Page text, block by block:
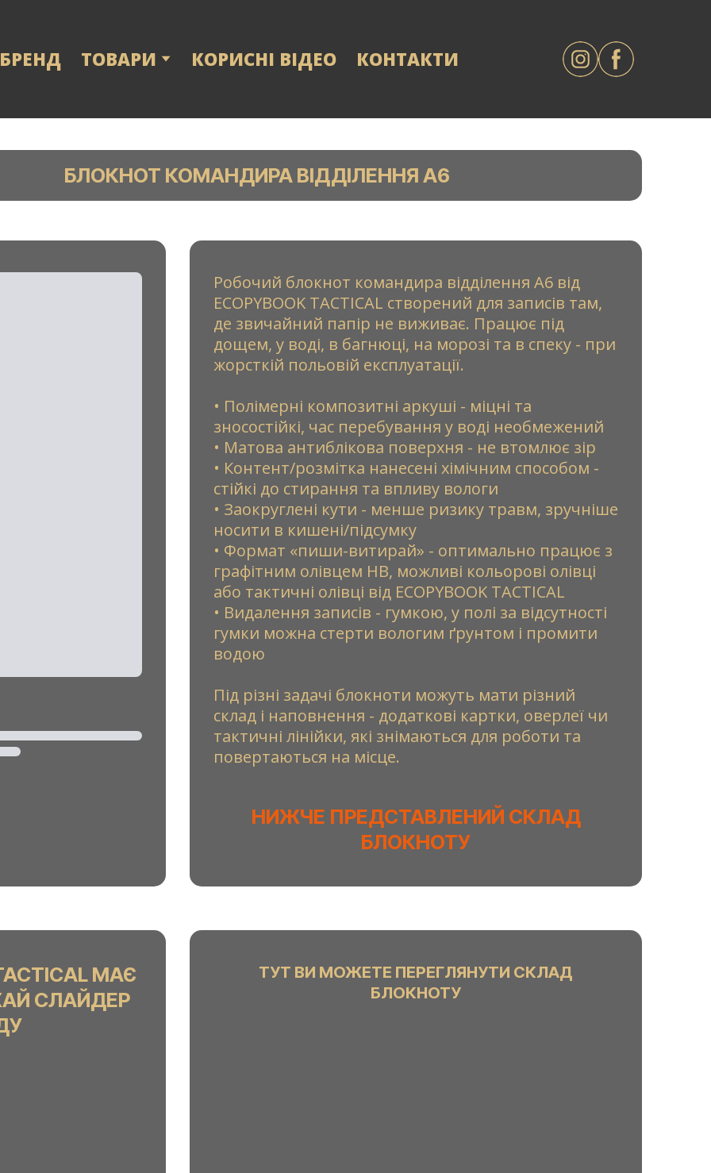
ТОВАРИ КОРИСНІ ВІДЕО КОНТАКТИ
БЛОКНОТ КОМАНДИРА ВІДДІЛЕННЯ А6
Робочий блокнот командира відділення А6 від
ECOPYBOOK TACTICAL створений для записів там,
де звичайний папір не виживає. Працює під
дощем, у воді, в багнюці, на морозі та в спеку - при
жорсткій польовій експлуатації.
• Полімерні композитні аркуші - міцні та
зносостійкі, час перебування у воді необмежений
• Матова антиблікова поверхня - не втомлює зір
• Контент/розмітка нанесені хімічним способом -
стійкі до стирання та впливу вологи
• Заокруглені кути - менше ризику травм, зручніше
носити в кишені/підсумку
• Формат «пиши-витирай» - оптимально працює з
графітним олівцем HB, можливі кольорові олівці
або тактичні олівці від ECOPYBOOK TACTICAL
• Видалення записів - гумкою, у полі за відсутності
гумки можна стерти вологим ґрунтом і промити
водою
Під різні задачі блокноти можуть мати різний
склад і наповнення - додаткові картки, оверлеї чи
тактичні лінійки, які знімаються для роботи та
повертаються на місце.
НИЖЧЕ ПРЕДСТАВЛЕНИЙ СКЛАД
БЛОКНОТУ
МАЄ
СЛАЙДЕР
ТУТ ВИ МОЖЕТЕ ПЕРЕГЛЯНУТИ СКЛАД
БЛОКНОТУ